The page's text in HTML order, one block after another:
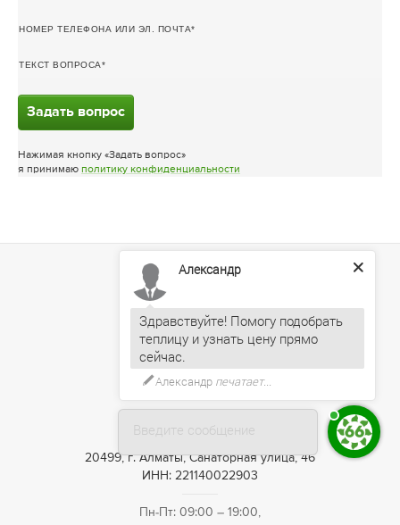
НОМЕР ТЕЛЕФОНА ИЛИ ЭЛ. ПОЧТА
ТЕКСТ ВОПРОСА
Задать вопрос
Нажимая кнопку «Задать вопрос»
я принимаю политику конфиденциальности
20499, г. Алматы, Санаторная улица, 46
ИНН: 221140022903
Пн-Пт: 09:00 – 19:00,
Введите сообщение
Александр
Здравствуйте! Помогу подобрать
теплицу и узнать цену прямо
Александрпечатает...